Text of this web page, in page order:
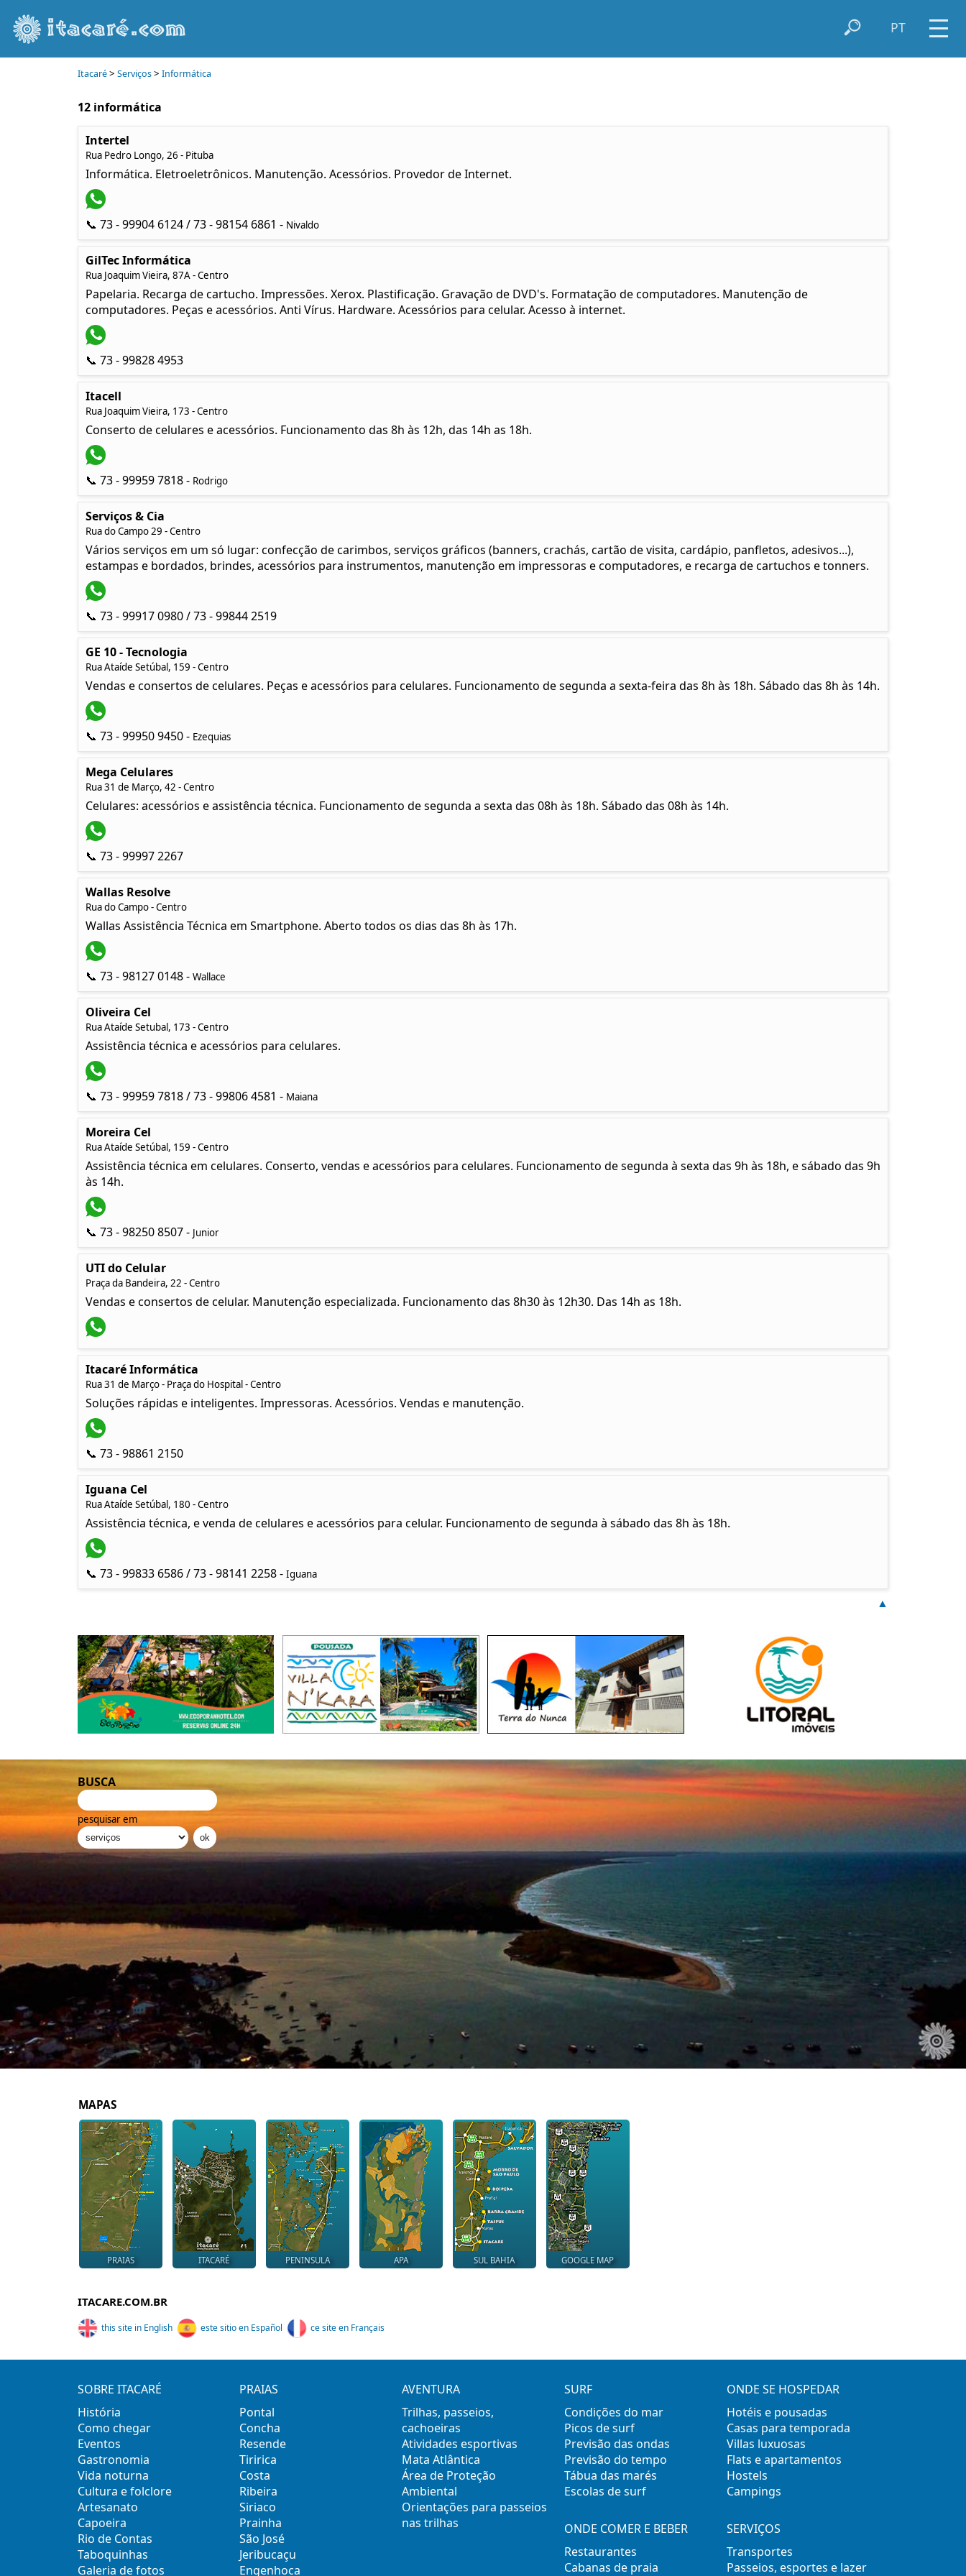
PT
Itacaré> Serviços> Informática
12 informática
Intertel
Rua Pedro Longo, 26 - Pituba
Informática. Eletroeletrônicos. Manutenção. Acessórios. Provedor de Internet.
📞 73 - 99904 6124 / 73 - 98154 6861 - Nivaldo
GilTec Informática
Rua Joaquim Vieira, 87A - Centro
Papelaria. Recarga de cartucho. Impressões. Xerox. Plastificação. Gravação de DVD's. Formatação de computadores. Manutenção de
computadores. Peças e acessórios. Anti Vírus. Hardware. Acessórios para celular. Acesso à internet.
📞 73 - 99828 4953
Itacell
Rua Joaquim Vieira, 173 - Centro
Conserto de celulares e acessórios. Funcionamento das 8h às 12h, das 14h as 18h.
📞 73 - 99959 7818 - Rodrigo
Serviços & Cia
Rua do Campo 29 - Centro
Vários serviços em um só lugar: confecção de carimbos, serviços gráficos (banners, crachás, cartão de visita, cardápio, panfletos, adesivos...),
estampas e bordados, brindes, acessórios para instrumentos, manutenção em impressoras e computadores, e recarga de cartuchos e tonners.
📞 73 - 99917 0980 / 73 - 99844 2519
GE 10 - Tecnologia
Rua Ataíde Setúbal, 159 - Centro
Vendas e consertos de celulares. Peças e acessórios para celulares. Funcionamento de segunda a sexta-feira das 8h às 18h. Sábado das 8h às 14h.
📞 73 - 99950 9450 - Ezequias
Mega Celulares
Rua 31 de Março, 42 - Centro
Celulares: acessórios e assistência técnica. Funcionamento de segunda a sexta das 08h às 18h. Sábado das 08h às 14h.
📞 73 - 99997 2267
Wallas Resolve
Rua do Campo - Centro
Wallas Assistência Técnica em Smartphone. Aberto todos os dias das 8h às 17h.
📞 73 - 98127 0148 - Wallace
Oliveira Cel
Rua Ataíde Setubal, 173 - Centro
Assistência técnica e acessórios para celulares.
📞 73 - 99959 7818 / 73 - 99806 4581 - Maiana
Moreira Cel
Rua Ataíde Setúbal, 159 - Centro
Assistência técnica em celulares. Conserto, vendas e acessórios para celulares. Funcionamento de segunda à sexta das 9h às 18h, e sábado das 9h
às 14h.
📞 73 - 98250 8507 - Junior
UTI do Celular
Praça da Bandeira, 22 - Centro
Vendas e consertos de celular. Manutenção especializada. Funcionamento das 8h30 às 12h30. Das 14h as 18h.
Itacaré Informática
Rua 31 de Março - Praça do Hospital - Centro
Soluções rápidas e inteligentes. Impressoras. Acessórios. Vendas e manutenção.
📞 73 - 98861 2150
Iguana Cel
Rua Ataíde Setúbal, 180 - Centro
Assistência técnica, e venda de celulares e acessórios para celular. Funcionamento de segunda à sábado das 8h às 18h.
📞 73 - 99833 6586 / 73 - 98141 2258 - Iguana
▲
BUSCA
pesquisar em
MAPAS
PRAIAS ITACARÉ PENINSULA APA SUL BAHIA GOOGLE MAP
ITACARE.COM.BR
this site in English este sitio en Español ce site en Français
SOBRE ITACARÉ
História
Como chegar
Eventos
Gastronomia
Vida noturna
Cultura e folclore
Artesanato
Capoeira
Rio de Contas
Taboquinhas
Galeria de fotos
PRAIAS
Pontal
Concha
Resende
Tiririca
Costa
Ribeira
Siriaco
Prainha
São José
Jeribucaçu
Engenhoca
AVENTURA
Trilhas, passeios,
cachoeiras
Atividades esportivas
Mata Atlântica
Área de Proteção
Ambiental
Orientações para passeios
nas trilhas
SURF
Condições do mar
Picos de surf
Previsão das ondas
Previsão do tempo
Tábua das marés
Escolas de surf
ONDE SE HOSPEDAR
Hotéis e pousadas
Casas para temporada
Villas luxuosas
Flats e apartamentos
Hostels
Campings
ONDE COMER E BEBER
Restaurantes
Cabanas de praia
SERVIÇOS
Transportes
Passeios, esportes e lazer